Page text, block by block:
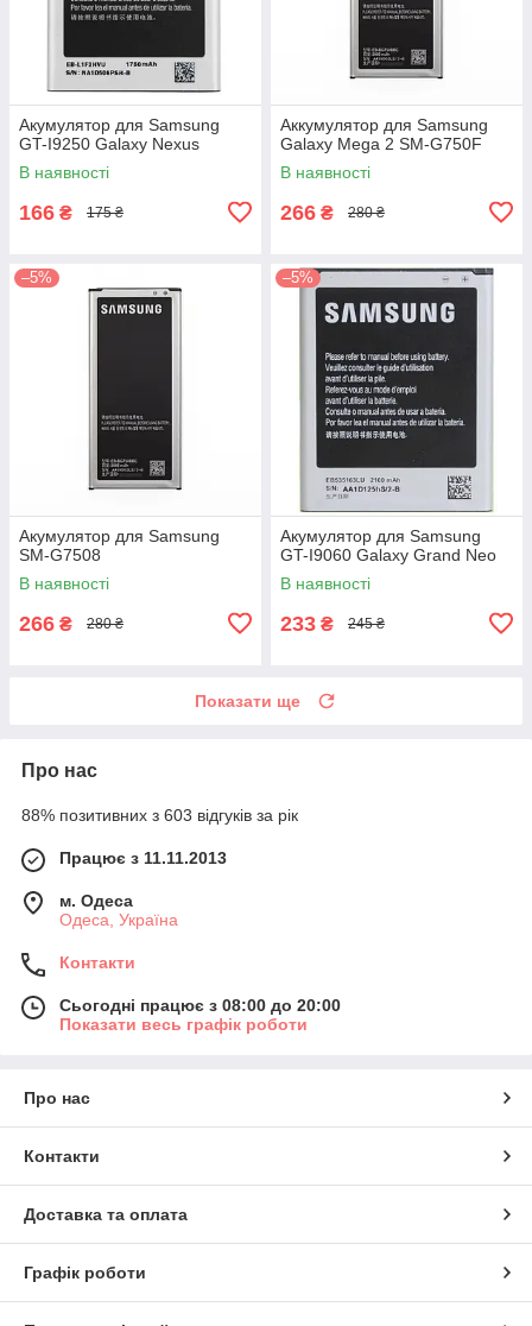
Акумулятор для Samsung
GT-I9250 Galaxy Nexus
В наявності
166 ₴ 175 ₴
Аккумулятор для Samsung
Galaxy Mega 2 SM-G750F
В наявності
266 ₴ 280 ₴
–5%
Акумулятор для Samsung
SM-G7508
В наявності
266 ₴ 280 ₴
–5%
Акумулятор для Samsung
GT-I9060 Galaxy Grand Neo
В наявності
233 ₴ 245 ₴
Показати ще
Про нас
88% позитивних з 603 відгуків за рік
Працює з 11.11.2013
м. Одеса
Одеса, Україна
Контакти
Сьогодні працює з 08:00 до 20:00
Показати весь графік роботи
Про нас
Контакти
Доставка та оплата
Графік роботи